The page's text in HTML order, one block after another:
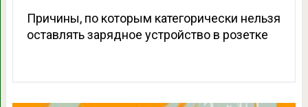
Причины, по которым категорически нельзя
оставлять зарядное устройство в розетке